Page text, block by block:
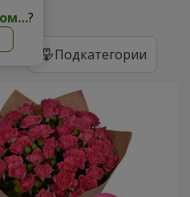
Котляры (Коммунар)?
Подкатегории